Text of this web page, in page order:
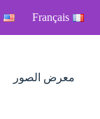
Français
معرض الصور